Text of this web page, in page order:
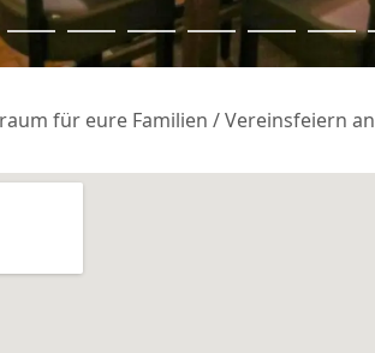
für eure Familien / Vereinsfeiern an